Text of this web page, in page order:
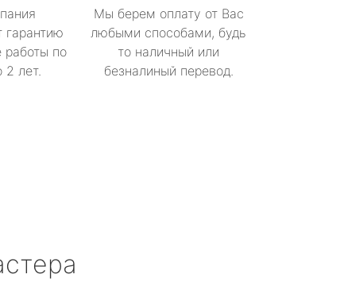
гарантию
работы по
2 лет.
Мы берем оплату от Вас
любыми способами, будь
то наличный или
безналиный перевод.